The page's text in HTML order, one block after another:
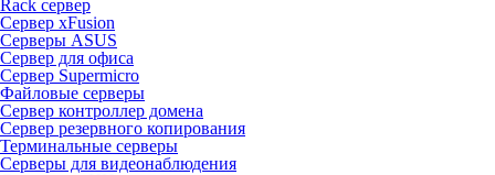
Rack сервер
Сервер xFusion
Серверы ASUS
Сервер для офиса
Сервер Supermicro
Файловые серверы
Сервер контроллер домена
Сервер резервного копирования
Терминальные серверы
Серверы для видеонаблюдения